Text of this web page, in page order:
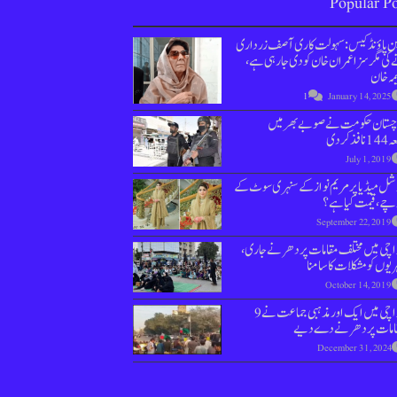
پاؤنڈ کیس : سہولت کاری آصف زرداری
مگر سزا عمران خان کو دی جارہی ہے،
خان
January 14, 2025
1
حکومت نے صوبے بھر میں
کردی
July 1, 2019
میڈیا پر مریم نواز کے سنہری سوٹ کے
قیمت کیا ہے؟
September 22, 2019
میں مختلف مقامات پر دھرنے جاری،
کو مشکلات کا سامنا
October 14, 2019
کراچی میں ایک اور مذہبی جماعت نے 9
پر دھرنے دے دیے
December 31, 2024